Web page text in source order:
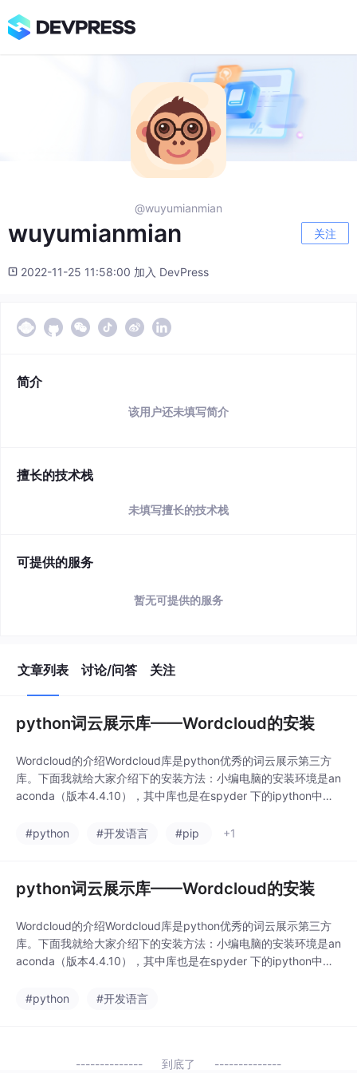
@wuyumianmian
wuyumianmian 关注
2022-11-25 11:58:00 加入 DevPress
简介
该用户还未填写简介
擅长的技术栈
未填写擅长的技术栈
可提供的服务
暂无可提供的服务
文章列表 讨论/问答 关注
python词云展示库——Wordcloud的安装
Wordcloud的介绍Wordcloud库是python优秀的词云展示第三方
库。下面我就给大家介绍下的安装方法：小编电脑的安装环境是an
aconda（版本4.4.10），其中库也是在spyder 下的ipython中安
1.1启动命令行，输入 ：pip install wordcloud 即可但是在首次安
#python #开发语言 #pip +1
python词云展示库——Wordcloud的安装
Wordcloud的介绍Wordcloud库是python优秀的词云展示第三方
库。下面我就给大家介绍下的安装方法：小编电脑的安装环境是an
aconda（版本4.4.10），其中库也是在spyder 下的ipython中安
1.1启动命令行，输入 ：pip install wordcloud 即可但是在首次安
#python #开发语言
到底了